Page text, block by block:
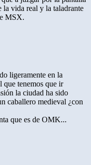
la vida real y la taladrante
MSX.
ligeramente en la
que tenemos que ir
la ciudad ha sido
caballero medieval ¿con
que es de OMK...